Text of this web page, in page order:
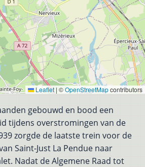
Leaflet | ©OpenStreetMapcontributors
gebouwd en bood een
tijdens overstromingen van de
zorgde de laatste trein voor de
Saint-Just La Pendue naar
Nadat de Algemene Raad tot